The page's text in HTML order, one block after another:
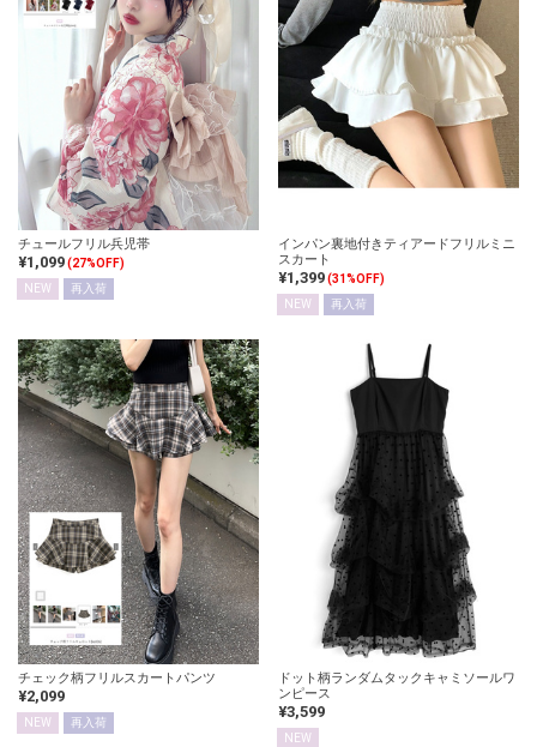
チュールフリル兵児帯
¥1,099(27%OFF)
NEW
再入荷
インパン裏地付きティアードフリルミニ
スカート
¥1,399(31%OFF)
NEW
再入荷
チェック柄フリルスカートパンツ
¥2,099
NEW 再入荷
ドット柄ランダムタックキャミソールワ
ンピース
¥3,599
NEW